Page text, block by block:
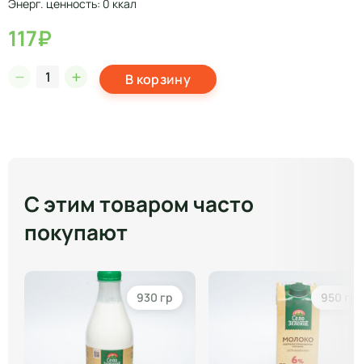
Энерг. ценность: 0 ккал
117₽
В корзину
С этим товаром часто
покупают
930 гр 950 гр